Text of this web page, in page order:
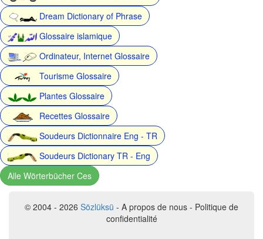
Dream Dictionary of Phrase
Glossaire islamique
Ordinateur, Internet Glossaire
Tourisme Glossaire
Plantes Glossaire
Recettes Glossaire
Soudeurs Dictionnaire Eng - TR
Soudeurs Dictionary TR - Eng
Alle Wörterbücher Ces
© 2004 - 2026 Sözlüksü - A propos de nous - Politique de
confidentialité